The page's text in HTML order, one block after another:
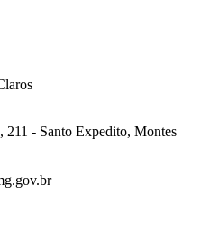
211 - Santo Expedito, Montes